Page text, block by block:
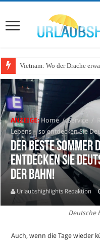
Vietnam: Wo der Drache
ANZEIGE: Home / Service /
Lebens – so entdecken Sie
Der beste Sommer
entdecken Sie
der Bahn!
Urlaubshighlights Redaktion
Deutsche
Auch, wenn die Tage wieder